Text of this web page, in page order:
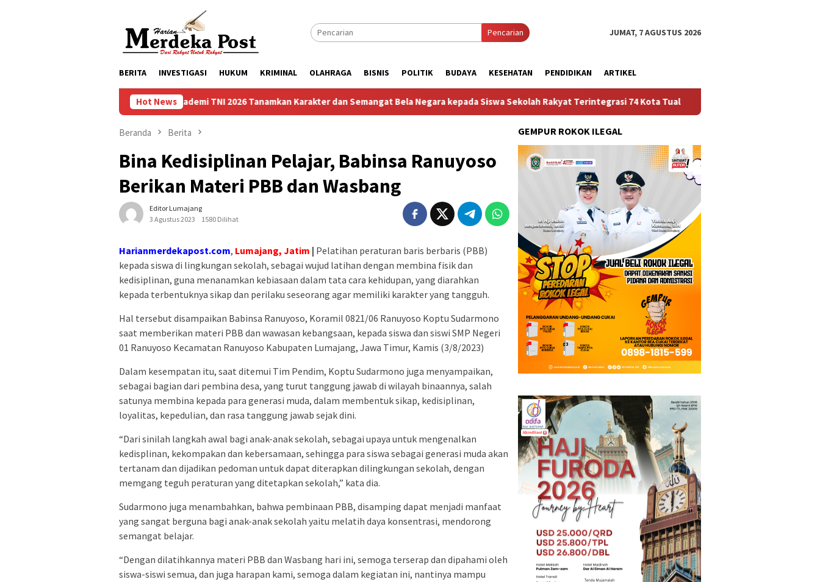
Pencarian JUMAT, 7 AGUSTUS 2026
BERITA INVESTIGASI HUKUM KRIMINAL OLAHRAGA BISNIS POLITIK BUDAYA KESEHATAN PENDIDIKAN ARTIKEL
Hot News
Taruna Bhakti Akademi TNI 2026 Tanamkan Karakter dan Semangat Bela Negara kepada Siswa Sekolah Rakyat Terintegrasi 74 Kota Tual Ruas Jalan Bangil – Sukorejo Terang
Beranda Berita
Bina Kedisiplinan Pelajar, Babinsa Ranuyoso
Berikan Materi PBB dan Wasbang
Editor Lumajang
3 Agustus 2023
1580 Dilihat
Harianmerdekapost.com, Lumajang, Jatim | Pelatihan peraturan baris berbaris (PBB)
kepada siswa di lingkungan sekolah, sebagai wujud latihan dengan membina fisik dan
kedisiplinan, guna menanamkan kebiasaan dalam tata cara kehidupan, yang diarahkan
kepada terbentuknya sikap dan perilaku seseorang agar memiliki karakter yang tangguh.
Hal tersebut disampaikan Babinsa Ranuyoso, Koramil 0821/06 Ranuyoso Koptu Sudarmono
saat memberikan materi PBB dan wawasan kebangsaan, kepada siswa dan siswi SMP Negeri
01 Ranuyoso Kecamatan Ranuyoso Kabupaten Lumajang, Jawa Timur, Kamis (3/8/2023)
Dalam kesempatan itu, saat ditemui Tim Pendim, Koptu Sudarmono juga menyampaikan,
sebagai bagian dari pembina desa, yang turut tanggung jawab di wilayah binaannya, salah
satunya membina kepada para generasi muda, dalam membentuk sikap, kedisiplinan,
loyalitas, kepedulian, dan rasa tanggung jawab sejak dini.
“Dari sinilah langkah awal bagi anak-anak sekolah, sebagai upaya untuk mengenalkan
kedisplinan, kekompakan dan kebersamaan, sehingga para siswa sebagai generasi muda akan
tertanam dan dijadikan pedoman untuk dapat diterapkan dilingkungan sekolah, dengan
memgang teguh peraturan yang ditetapkan sekolah,” kata dia.
Sudarmono juga menambahkan, bahwa pembinaan PBB, disamping dapat menjadi manfaat
yang sangat berguna bagi anak-anak sekolah yaitu melatih daya konsentrasi, mendorong
semangat belajar.
“Dengan dilatihkannya materi PBB dan Wasbang hari ini, semoga terserap dan dipahami oleh
siswa-siswi semua, dan juga harapan kami, semoga dalam kegiatan ini, nantinya mampu
GEMPUR ROKOK ILEGAL